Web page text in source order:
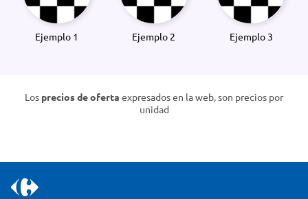
Ejemplo 1 Ejemplo 2 Ejemplo 3
Los precios de oferta expresados en la web, son precios por
unidad